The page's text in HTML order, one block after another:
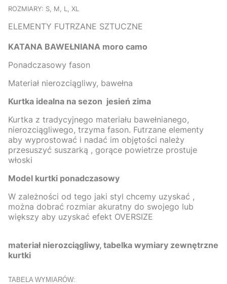
ROZMIARY: S, M, L, XL
ELEMENTY FUTRZANE SZTUCZNE
KATANA BAWEŁNIANA moro camo
Ponadczasowy fason
Materiał nierozciągliwy, bawełna
Kurtka idealna na sezon jesień zima
Kurtka z tradycyjnego materiału bawełnianego,
nierozciągliwego, trzyma fason. Futrzane elementy
aby wyprostować i nadać im objętości należy
przesuszyć suszarką , gorące powietrze prostuje
włoski
Model kurtki ponadczasowy
W zależności od tego jaki styl chcemy uzyskać ,
można dobrać rozmiar akuratny do swojego lub
większy aby uzyskać efekt OVERSIZE
materiał nierozciągliwy, tabelka wymiary zewnętrzne
kurtki
TABELA WYMIARÓW: